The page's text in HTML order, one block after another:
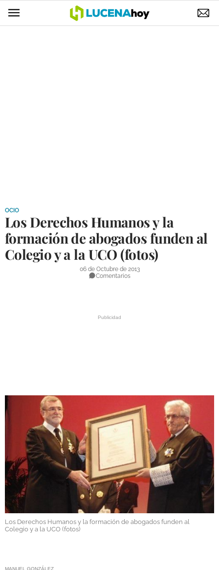
DEPORTES
COMPETICIONES
OBRAS
NECROLÓGICAS
GALERÍAS
OCIO
Los Derechos Humanos y la
formación de abogados funden al
Colegio y a la UCO (fotos)
06 de Octubre de 2013
Comentarios
Los Derechos Humanos y la formación de abogados funden al
Colegio y a la UCO (fotos)
MANUEL GONZÁLEZ